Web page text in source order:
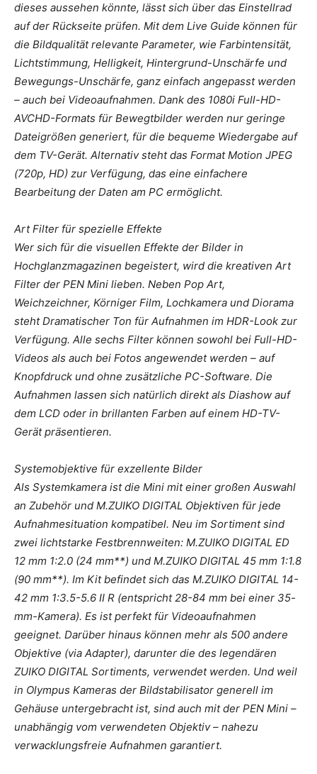
dieses aussehen könnte, lässt sich über das Einstellrad
auf der Rückseite prüfen. Mit dem Live Guide können für
die Bildqualität relevante Parameter, wie Farbintensität,
Lichtstimmung, Helligkeit, Hintergrund-Unschärfe und
Bewegungs-Unschärfe, ganz einfach angepasst werden
– auch bei Videoaufnahmen. Dank des 1080i Full-HD-
AVCHD-Formats für Bewegtbilder werden nur geringe
Dateigrößen generiert, für die bequeme Wiedergabe auf
dem TV-Gerät. Alternativ steht das Format Motion JPEG
(720p, HD) zur Verfügung, das eine einfachere
Bearbeitung der Daten am PC ermöglicht.
Art Filter für spezielle Effekte
Wer sich für die visuellen Effekte der Bilder in
Hochglanzmagazinen begeistert, wird die kreativen Art
Filter der PEN Mini lieben. Neben Pop Art,
Weichzeichner, Körniger Film, Lochkamera und Diorama
steht Dramatischer Ton für Aufnahmen im HDR-Look zur
Verfügung. Alle sechs Filter können sowohl bei Full-HD-
Videos als auch bei Fotos angewendet werden – auf
Knopfdruck und ohne zusätzliche PC-Software. Die
Aufnahmen lassen sich natürlich direkt als Diashow auf
dem LCD oder in brillanten Farben auf einem HD-TV-
Gerät präsentieren.
Systemobjektive für exzellente Bilder
Als Systemkamera ist die Mini mit einer großen Auswahl
an Zubehör und M.ZUIKO DIGITAL Objektiven für jede
Aufnahmesituation kompatibel. Neu im Sortiment sind
zwei lichtstarke Festbrennweiten: M.ZUIKO DIGITAL ED
12 mm 1:2.0 (24 mm**) und M.ZUIKO DIGITAL 45 mm 1:1.8
(90 mm**). Im Kit befindet sich das M.ZUIKO DIGITAL 14-
42 mm 1:3.5-5.6 II R (entspricht 28-84 mm bei einer 35-
mm-Kamera). Es ist perfekt für Videoaufnahmen
geeignet. Darüber hinaus können mehr als 500 andere
Objektive (via Adapter), darunter die des legendären
ZUIKO DIGITAL Sortiments, verwendet werden. Und weil
in Olympus Kameras der Bildstabilisator generell im
Gehäuse untergebracht ist, sind auch mit der PEN Mini –
unabhängig vom verwendeten Objektiv – nahezu
verwacklungsfreie Aufnahmen garantiert.